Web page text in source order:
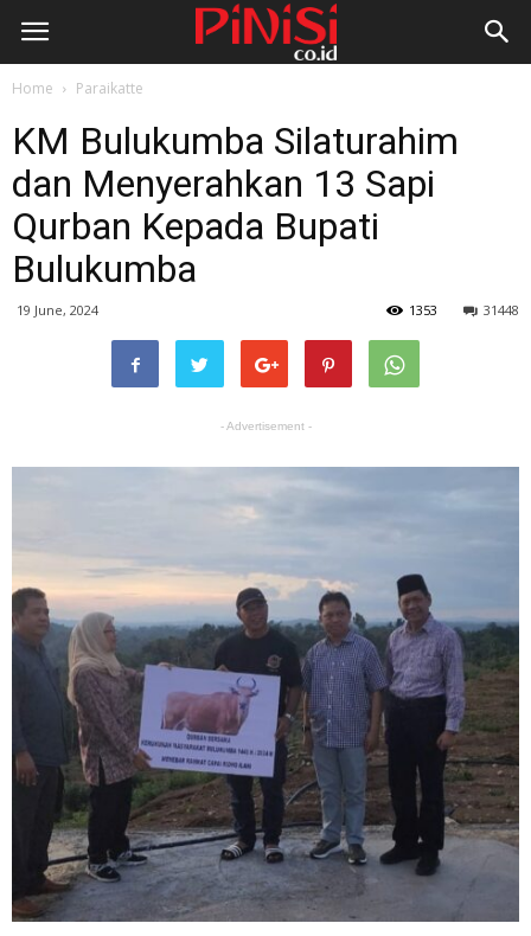
Home Paraikatte
KM Bulukumba Silaturahim
dan Menyerahkan 13 Sapi
Qurban Kepada Bupati
Bulukumba
19 June, 2024 31448
1353
- Advertisement -